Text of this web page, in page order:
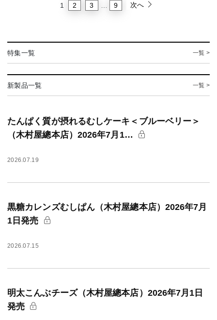
1 2 3 9 次へ
特集一覧 一覧 >
新製品一覧 一覧 >
たんぱく質が摂れるむしケーキ＜ブルーベリー＞
（木村屋總本店）2026年7月1…
2026.07.19
黒糖カレンズむしぱん（木村屋總本店）2026年7月
1日発売
2026.07.15
明太こんぶチーズ（木村屋總本店）2026年7月1日
発売